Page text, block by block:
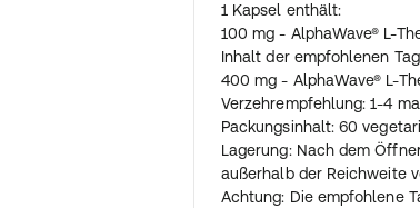
1 Kapsel enthält:
100 mg - AlphaWave® L-
Inhalt der empfohlenen
400 mg - AlphaWave® L-
Verzehrempfehlung: 1-4
Packungsinhalt: 60
Lagerung: Nach dem
außerhalb der Reichweite
Achtung: Die empfohlene